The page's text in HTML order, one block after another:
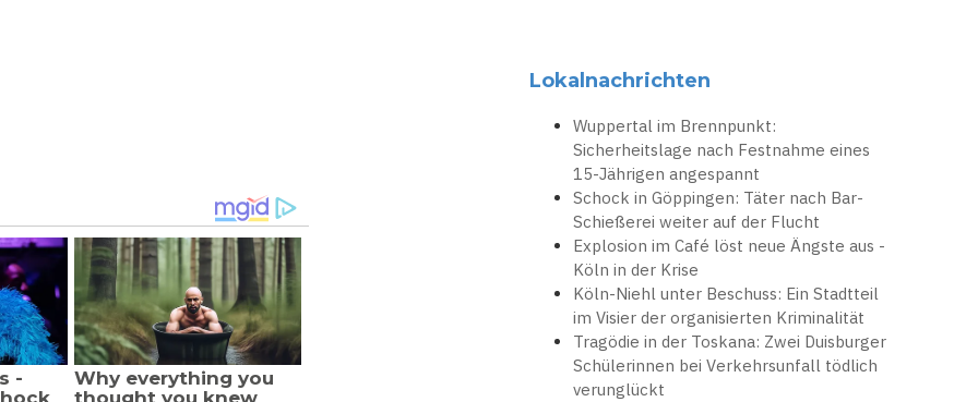
Lokalnachrichten
Wuppertal im Brennpunkt:
Sicherheitslage nach Festnahme eines
15-Jährigen angespannt
Schock in Göppingen: Täter nach Bar-
Schießerei weiter auf der Flucht
Explosion im Café löst neue Ängste aus -
Köln in der Krise
Köln-Niehl unter Beschuss: Ein Stadtteil
im Visier der organisierten Kriminalität
Tragödie in der Toskana: Zwei Duisburger
Schülerinnen bei Verkehrsunfall tödlich
verunglückt